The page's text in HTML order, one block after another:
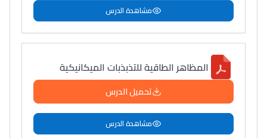
مشاهدة الدرس
المظاهر الطاقية للتذبذبات الميكانيكية
تحميل الدرس
مشاهدة الدرس